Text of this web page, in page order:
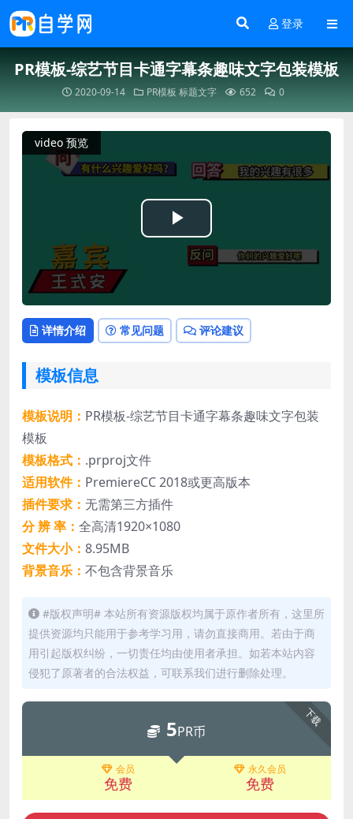
登录
PR模板-综艺节目卡通字幕条趣味文字包装模板
2020-09-14 PR模板 标题文字 652 0
video 预览
Play
Video
详情介绍 常见问题 评论建议
模板信息
模板说明： PR模板-综艺节目卡通字幕条趣味文字包装
模板
模板格式： .prproj文件
适用软件： PremiereCC 2018或更高版本
插件要求： 无需第三方插件
分 辨 率： 全高清1920×1080
文件大小： 8.95MB
背景音乐： 不包含背景音乐
#版权声明# 本站所有资源版权均属于原作者所有，这里所
提供资源均只能用于参考学习用，请勿直接商用。若由于商
用引起版权纠纷，一切责任均由使用者承担。如若本站内容
侵犯了原著者的合法权益，可联系我们进行删除处理。
下载
5PR币
会员
免费
永久会员
免费